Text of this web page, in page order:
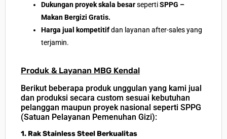
Dukungan proyek skala besarsepertiSPPG –
Makan Bergizi Gratis.
Harga jual kompetitifdan layanan after-sales yang
terjamin.
Produk & Layanan MBG Kendal
Berikut beberapa produk unggulan yang kami jual
dan produksi secara custom sesuai kebutuhan
pelanggan maupun proyek nasional seperti SPPG
(Satuan Pelayanan Pemenuhan Gizi):
1. Rak Stainless Steel Berkualitas